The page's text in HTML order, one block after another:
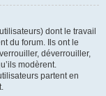
dont le travail
du forum. Ils ont le
déverrouiller,
modèrent.
partent en